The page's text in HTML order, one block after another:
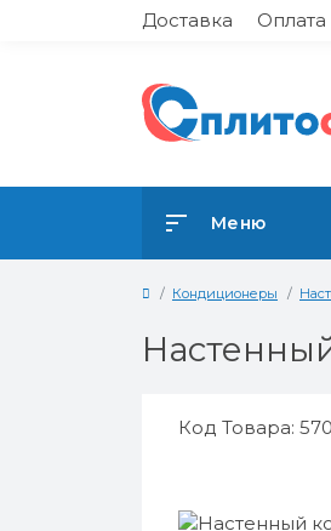
Доставка Оплата
Меню
Кондиционеры
Код Товара: